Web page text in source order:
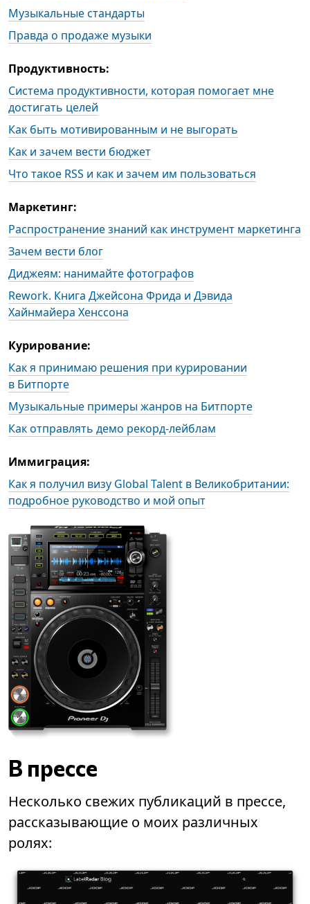
Музыкальные стандарты
Правда о продаже музыки
Продуктивность:
Система продуктивности, которая помогает мне
достигать целей
Как быть мотивированным и не выгорать
Как и зачем вести бюджет
Что такое RSS и как и зачем им пользоваться
Маркетинг:
Распространение знаний как инструмент маркетинга
Зачем вести блог
Диджеям: нанимайте фотографов
Rework. Книга Джейсона Фрида и Дэвида
Хайнмайера Хенссона
Курирование:
Как я принимаю решения при курировании
в Битпорте
Музыкальные примеры жанров на Битпорте
Как отправлять демо рекорд-лейблам
Иммиграция:
Как я получил визу Global Talent в Великобритании:
подробное руководство и мой опыт
В прессе
Несколько свежих публикаций в прессе,
рассказывающие о моих различных
ролях: